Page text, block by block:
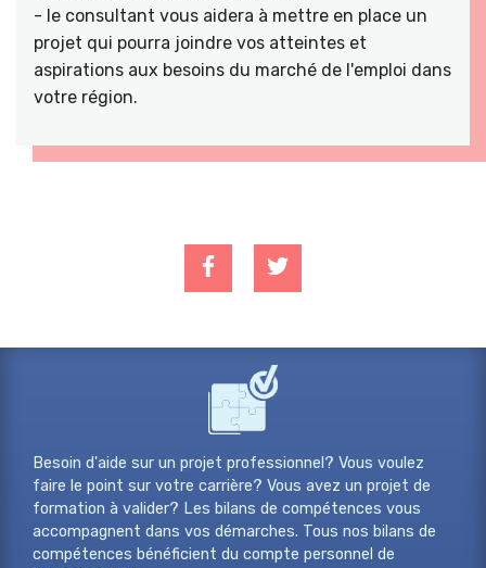
- le consultant vous aidera à mettre en place un
projet qui pourra joindre vos atteintes et
aspirations aux besoins du marché de l'emploi dans
votre région.
Besoin d'aide sur un projet professionnel? Vous voulez
faire le point sur votre carrière? Vous avez un projet de
formation à valider? Les bilans de compétences vous
accompagnent dans vos démarches. Tous nos bilans de
compétences bénéficient du compte personnel de